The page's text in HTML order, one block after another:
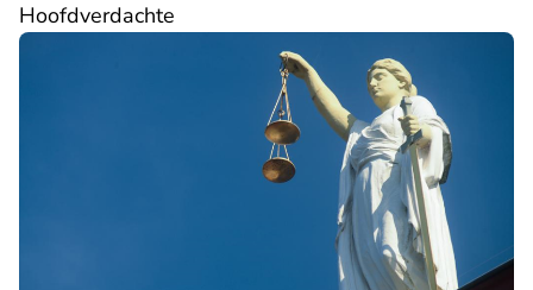
Hoofdverdachte